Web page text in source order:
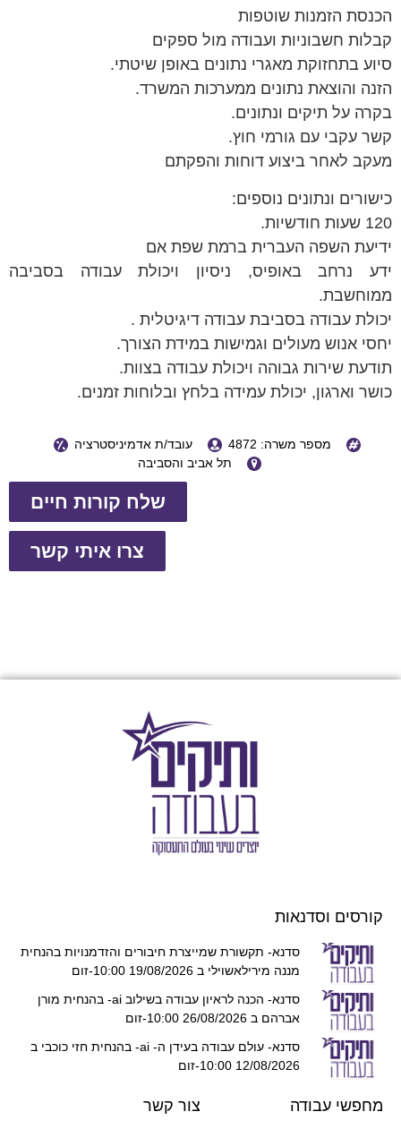
הכנסת הזמנות שוטפות
קבלות חשבוניות ועבודה מול ספקים
סיוע בתחזוקת מאגרי נתונים באופן שיטתי.
הזנה והוצאת נתונים ממערכות המשרד.
בקרה על תיקים ונתונים.
קשר עקבי עם גורמי חוץ.
מעקב לאחר ביצוע דוחות והפקתם
כישורים ונתונים נוספים:
120 שעות חודשיות.
ידיעת השפה העברית ברמת שפת אם
ידע נרחב באופיס, ניסיון ויכולת עבודה בסביבה
ממוחשבת.
יכולת עבודה בסביבת עבודה דיגיטלית .
יחסי אנוש מעולים וגמישות במידת הצורך.
תודעת שירות גבוהה ויכולת עבודה בצוות.
כושר וארגון, יכולת עמידה בלחץ ובלוחות זמנים.
מספר משרה: 4872
עובד/ת אדמיניסטרציה
תל אביב והסביבה
שלח קורות חיים
צרו איתי קשר
קורסים וסדנאות
סדנא- תקשורת שמייצרת חיבורים והזדמנויות בהנחית
מננה מירילאשוילי ב 19/08/2026 10:00-זום
סדנא- הכנה לראיון עבודה בשילוב ai- בהנחית מורן
אברהם ב 26/08/2026 10:00-זום
סדנא- עולם עבודה בעידן ה- ai- בהנחית חזי כוכבי ב
12/08/2026 10:00-זום
מחפשי עבודה צור קשר